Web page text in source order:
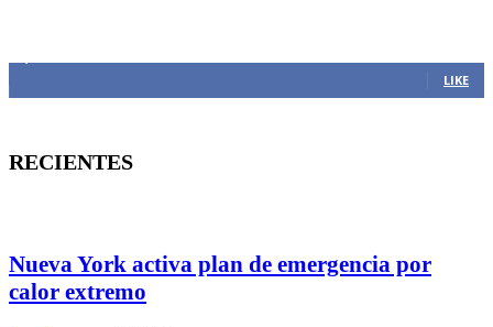
LIKE
RECIENTES
Nueva York activa plan de emergencia por
calor extremo